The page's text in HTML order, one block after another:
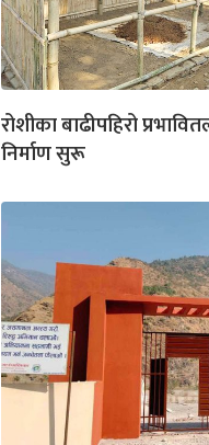
रोशीका बाढीपहिरो
निर्माण सुरू